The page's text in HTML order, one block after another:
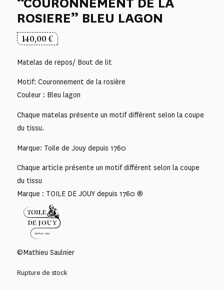
ROSIERE” BLEU LAGON
140,00€
Matelas de repos/ Bout de lit
Motif: Couronnement de la rosière
Couleur : Bleu lagon
Chaque matelas présente un motif différent selon la coupe
du tissu.
Marque: Toile de Jouy depuis 1760
Chaque article présente un motif différent selon la coupe
du tissu
Marque : TOILE DE JOUY depuis 1760 ®
©Mathieu Saulnier
Rupture de stock